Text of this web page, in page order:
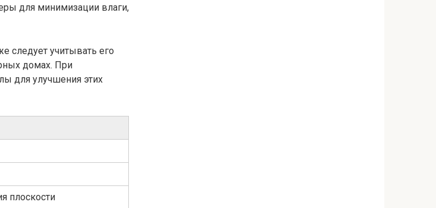
для минимизации влаги,
следует учитывать его
домах. При
для улучшения этих
плоскости